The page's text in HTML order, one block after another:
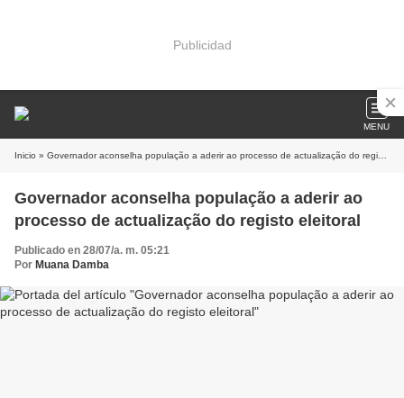
Publicidad
MENU
Inicio » Governador aconselha população a aderir ao processo de actualização do registo eleitoral
Governador aconselha população a aderir ao
processo de actualização do registo eleitoral
Publicado en 28/07/a. m. 05:21
Por Muana Damba